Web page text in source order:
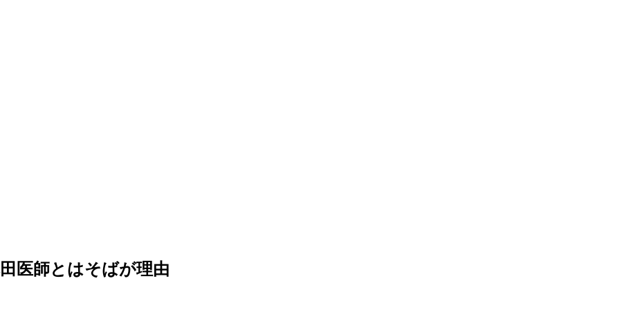
医師とはそばが理由